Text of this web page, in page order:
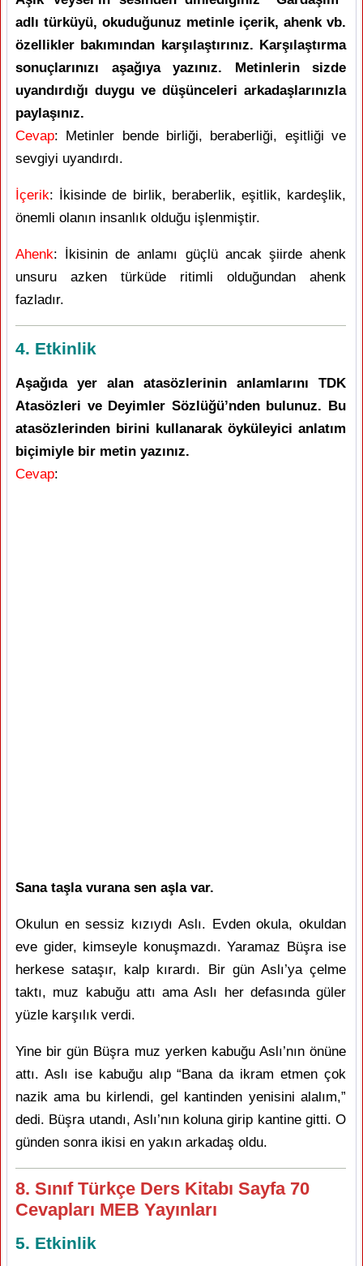
adlı türküyü, okuduğunuz metinle içerik, ahenk vb.
özellikler bakımından karşılaştırınız. Karşılaştırma
sonuçlarınızı aşağıya yazınız. Metinlerin sizde
uyandırdığı duygu ve düşünceleri arkadaşlarınızla
paylaşınız.
Cevap: Metinler bende birliği, beraberliği, eşitliği ve
sevgiyi uyandırdı.
İçerik: İkisinde de birlik, beraberlik, eşitlik, kardeşlik,
önemli olanın insanlık olduğu işlenmiştir.
Ahenk: İkisinin de anlamı güçlü ancak şiirde ahenk
unsuru azken türküde ritimli olduğundan ahenk
fazladır.
4. Etkinlik
Aşağıda yer alan atasözlerinin anlamlarını TDK
Atasözleri ve Deyimler Sözlüğü’nden bulunuz. Bu
atasözlerinden birini kullanarak öyküleyici anlatım
biçimiyle bir metin yazınız.
Cevap:
Sana taşla vurana sen aşla var.
Okulun en sessiz kızıydı Aslı. Evden okula, okuldan
eve gider, kimseyle konuşmazdı. Yaramaz Büşra ise
herkese sataşır, kalp kırardı. Bir gün Aslı’ya çelme
taktı, muz kabuğu attı ama Aslı her defasında güler
yüzle karşılık verdi.
Yine bir gün Büşra muz yerken kabuğu Aslı’nın önüne
attı. Aslı ise kabuğu alıp “Bana da ikram etmen çok
nazik ama bu kirlendi, gel kantinden yenisini alalım,”
dedi. Büşra utandı, Aslı’nın koluna girip kantine gitti. O
günden sonra ikisi en yakın arkadaş oldu.
8. Sınıf Türkçe Ders Kitabı Sayfa 70
Cevapları MEB Yayınları
5. Etkinlik